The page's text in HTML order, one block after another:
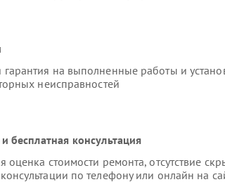
гарантия на выполненные работы и
неисправностей
бесплатная консультация
стоимости ремонта, отсутствие
по телефону или онлайн на